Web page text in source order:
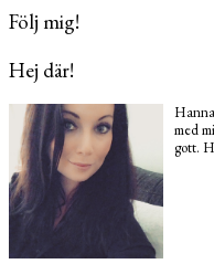
Följ mig!
Hej där!
med
gott.